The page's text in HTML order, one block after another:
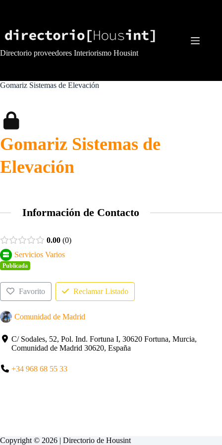
Directorio proveedores Interiorismo Housint
Gomariz Sistemas de Elevación
Gomariz Sistemas de
Elevación
Información de Contacto
0.00 0
Servicios Varios
Publicada
Favorito Reclamar Listado
Comunidad de Madrid
C/ Sodales, 52, Pol. Ind. Fortuna I, 30620 Fortuna, Murcia,
Comunidad de Madrid 30620, España
+34 968 68 55 33
Copyright © 2026 | Directorio de Housint